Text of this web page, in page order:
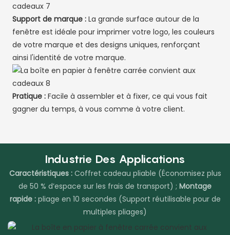
Support de marque :La grande surface autour de la
fenêtre est idéale pour imprimer votre logo, les couleurs
de votre marque et des designs uniques, renforçant
ainsi l'identité de votre marque.
Pratique :Facile à assembler et à fixer, ce qui vous fait
gagner du temps, à vous comme à votre client.
Industrie Des Applications
Caractéristiques :Coffret cadeau pliable (Économisez plus
de 50 % d’espace sur les frais de transport) ; Montage
rapide :pliage en 10 secondes (Support réutilisable pour de
multiples pliages)